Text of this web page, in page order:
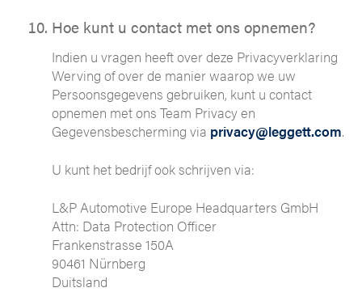
Hoe kunt u contact met ons opnemen?
Indien u vragen heeft over deze Privacyverklaring
Werving of over de manier waarop we uw
Persoonsgegevens gebruiken, kunt u contact
opnemen met ons Team Privacy en
Gegevensbescherming via privacy@leggett.com.
U kunt het bedrijf ook schrijven via:
L&P Automotive Europe Headquarters GmbH
Attn: Data Protection Officer
Frankenstrasse 150A
90461 Nürnberg
Duitsland